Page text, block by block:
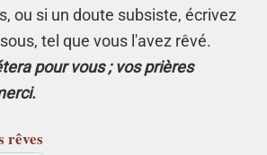
ou si un doute subsiste, écrivez
tel que vous l'avez rêvé.
pour vous ; vos prières
rêves